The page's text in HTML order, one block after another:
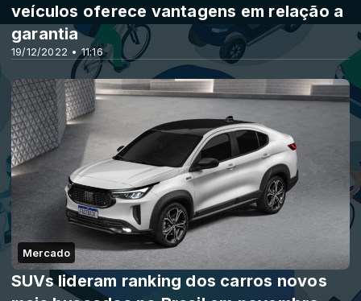
19/12/2022 • 11:16
veículos oferece vantagens em relação a
garantia
Mercado
SUVs lideram ranking dos carros novos